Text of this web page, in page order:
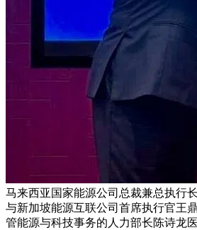
马来西亚国家能源公司总裁兼总执行
与新加坡能源互联公司首席执行官王
管能源与科技事务的人力部长陈诗龙